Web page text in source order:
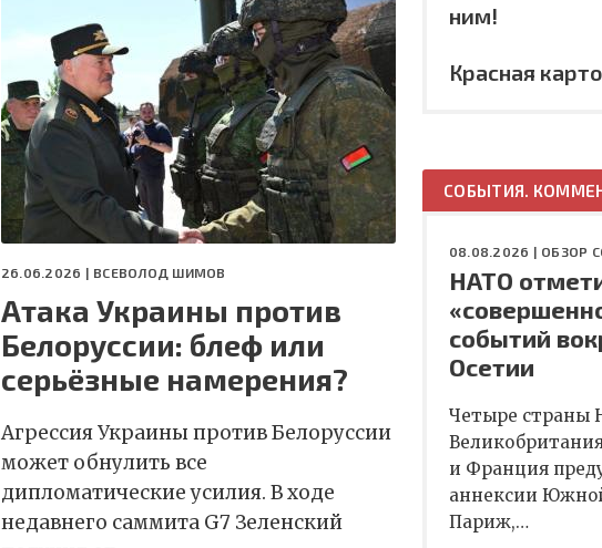
26.06.2026 | ВСЕВОЛОД ШИМОВ
Атака Украины против
Белоруссии: блеф или
серьёзные намерения?
Агрессия Украины против Белоруссии
может обнулить все
дипломатические усилия. В ходе
недавнего саммита G7 Зеленский
ним!
Красная
СОБЫТИЯ.
08.08.2026 | ОБЗОР
НАТО
событий
Осетии
Четыре страны
и Франция
аннексии
Париж,…